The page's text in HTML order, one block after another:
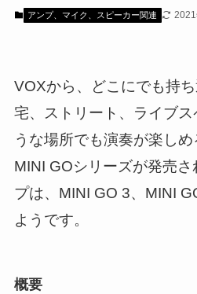
アンプ、マイク、スピーカー関連 2021
VOXから、どこにでも持
宅、ストリート、ライブ
うな場所でも演奏が楽し
MINI GOシリーズが発売
プは、MINI GO 3、MINI
ようです。
概要